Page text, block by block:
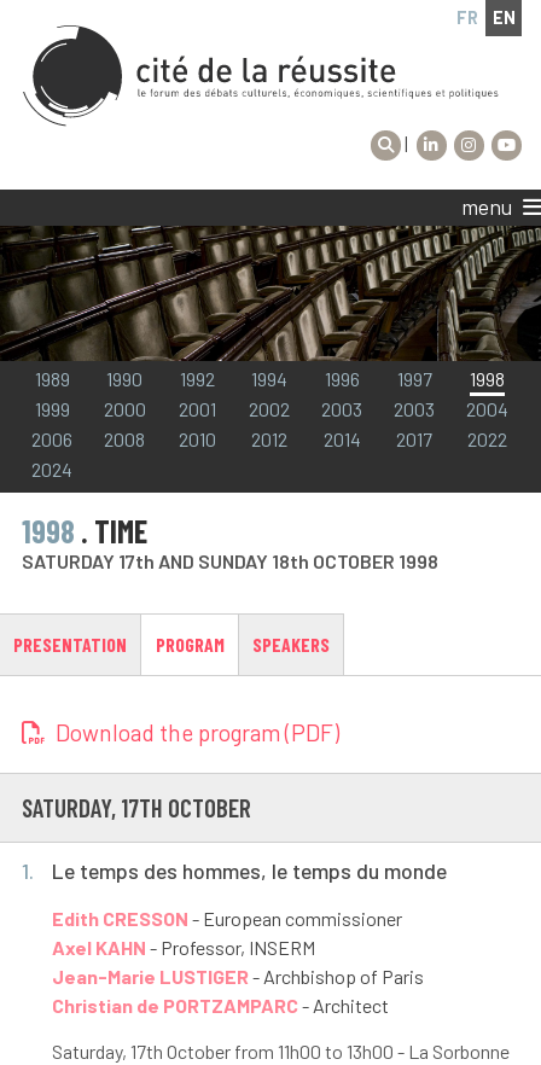
FR EN
|
menu
1989 1990 1992 1994 1996 1997
1998
1999
2000 2001 2002 2003 2003
2004
2006
2008 2010 2012 2014 2017
2022
2024
1998 . TIME
SATURDAY 17th AND SUNDAY 18th OCTOBER 1998
PRESENTATION PROGRAM SPEAKERS
Download the program (PDF)
SATURDAY, 17TH OCTOBER
1. Le temps des hommes, le temps du monde
Edith CRESSON - European commissioner
Axel KAHN - Professor, INSERM
Jean-Marie LUSTIGER- Archbishop of Paris
Christian de PORTZAMPARC - Architect
Saturday, 17th October from 11h00 to 13h00 - La Sorbonne